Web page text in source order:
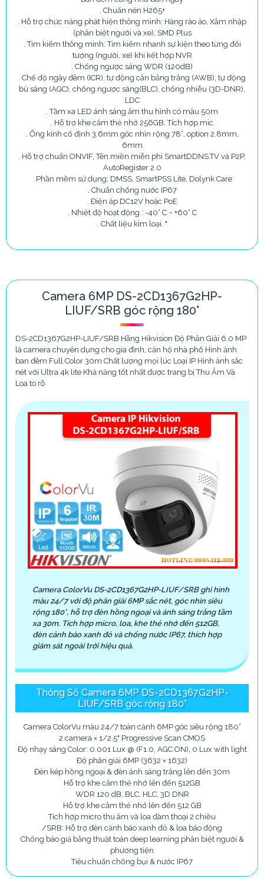
. Chuẩn nén H265+
. Hỗ trợ chức năng phát hiện thông minh: Hàng rào ảo, Xâm nhập
(phân biệt người và xe), SMD Plus
. Tìm kiếm thông minh: Tìm kiếm nhanh sự kiện theo từng đối
tượng (người, xe) khi kết hợp NVR
. Chống ngược sáng WDR (120dB)
. Chế độ ngày đêm (ICR), tự động cân bằng trắng (AWB), tự động
bù sáng (AGC), chống ngược sáng(BLC), chống nhiễu (3D-DNR),
LDC
. Tầm xa LED ánh sáng ấm thu hình có màu 50m
. Hỗ trợ khe cắm thẻ nhớ 256GB, Tích hợp mic
. Ống kính cố định 3.6mm góc nhìn rộng 78°, option 2.8mm,
6mm
. Hỗ trợ chuẩn ONVIF, Tên miền miễn phí SmartDDNS.TV và P2P,
AutoRegister 2.0
. Phần mềm sử dụng: DMSS, SmartPSS Lite, Dolynk Care
. Chuẩn chống nước IP67
. Điện áp DC12V hoặc PoE
. Nhiệt độ hoạt động : -40° C ~ +60° C
. Chất liệu kim loại. "
Camera 6MP DS-2CD1367G2HP-
LIUF/SRB góc rộng 180°
DS-2CD1367G2HP-LIUF/SRB Hãng Hikvision Độ Phân Giải 6.0 MP
là camera chuyên dụng cho gia đình, căn hộ nhà phố Hình ảnh
ban đêm Full Color 30m Chất lượng mọi lúc Loại IP Hình ảnh sắc
nét với Ultra 4k lite Khả năng tốt nhất được trang bị Thu Âm Và
Loa to rõ
Camera ColorVu DS-2CD1367G2HP-LIUF/SRB ghi hình
màu 24/7 với độ phân giải 6MP sắc nét, góc nhìn siêu
rộng 180°, hỗ trợ đèn hồng ngoại và ánh sáng trắng tầm
xa 30m. Tích hợp micro, loa, khe thẻ nhớ đến 512GB,
đèn cảnh báo xanh đỏ và chống nước IP67, thích hợp
giám sát ngoài trời hiệu quả.
Thông Số Camera 6MP DS-2CD1367G2HP-
LIUF/SRB góc rộng 180°
Camera ColorVu màu 24/7 toàn cảnh 6MP góc siêu rộng 180°
2 camera × 1/2.5" Progressive Scan CMOS
Độ nhạy sáng Color: 0.001 Lux @ (F1.0, AGC ON), 0 Lux with light
Độ phân giải 6MP (3632 × 1632)
Đèn kép hồng ngoại & đèn ánh sáng trắng lên đến 30m
Hỗ trợ khe cắm thẻ nhớ lên đến 512GB
WDR 120 dB, BLC, HLC, 3D DNR
Hỗ trợ khe cắm thẻ nhớ lên đến 512 GB
Tích hợp micro thu âm và loa đàm thoại 2 chiều
/SRB: Hỗ trợ đèn cảnh báo xanh đỏ & loa báo động
Chống báo giả bằng thuật toán deep learning phân biệt người &
phương tiện
Tiêu chuẩn chống bụi & nước IP67